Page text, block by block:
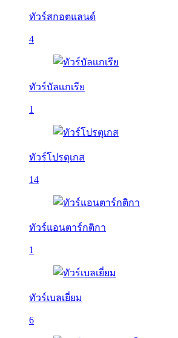
ทัวร์สกอตแลนด์
4
ทัวร์บัลเเกเรีย
1
ทัวร์โปรตุเกส
14
ทัวร์แอนตาร์กติกา
1
ทัวร์เบลเยี่ยม
6